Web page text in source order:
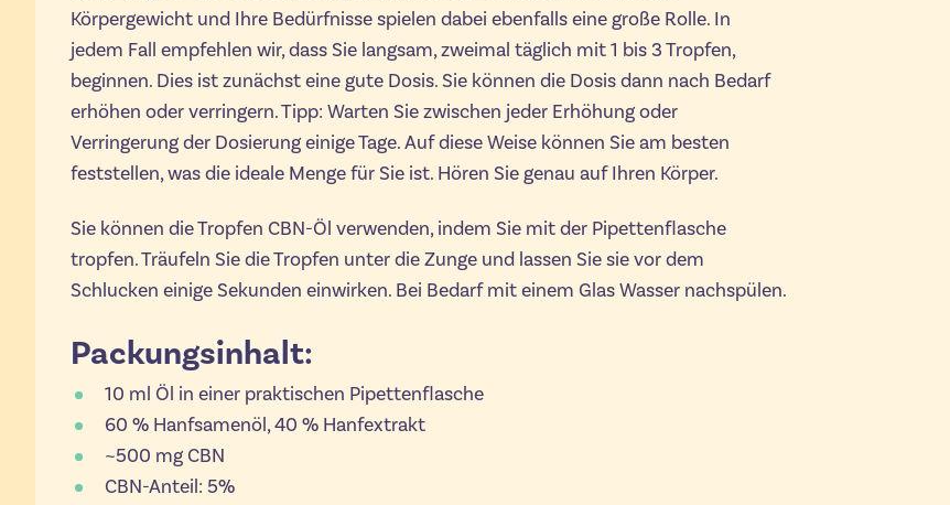
Körpergewicht und Ihre Bedürfnisse spielen dabei ebenfalls eine große Rolle. In
jedem Fall empfehlen wir, dass Sie langsam, zweimal täglich mit 1 bis 3 Tropfen,
beginnen. Dies ist zunächst eine gute Dosis. Sie können die Dosis dann nach Bedarf
erhöhen oder verringern. Tipp: Warten Sie zwischen jeder Erhöhung oder
Verringerung der Dosierung einige Tage. Auf diese Weise können Sie am besten
feststellen, was die ideale Menge für Sie ist. Hören Sie genau auf Ihren Körper.
Sie können die Tropfen CBN-Öl verwenden, indem Sie mit der Pipettenflasche
tropfen. Träufeln Sie die Tropfen unter die Zunge und lassen Sie sie vor dem
Schlucken einige Sekunden einwirken. Bei Bedarf mit einem Glas Wasser nachspülen.
Packungsinhalt:
10 ml Öl in einer praktischen Pipettenflasche
60 % Hanfsamenöl, 40 % Hanfextrakt
~500 mg CBN
CBN-Anteil: 5%